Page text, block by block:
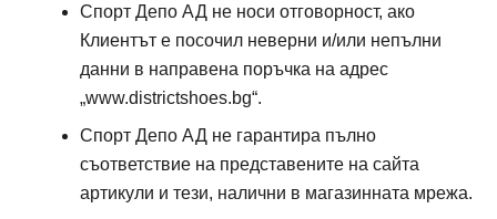
Спорт Депо АД Спорт депо А ДЕ
не носи отговорност, ако
Клиентът е посочил неверни и/или непълни
данни в направена поръчка на адрес
„www.districtshoes.bg“.
Спорт Депо АД Спорт депо А ДЕ
не гарантира пълно
съответствие на представените на сайта
артикули и тези, налични в магазинната мрежа.